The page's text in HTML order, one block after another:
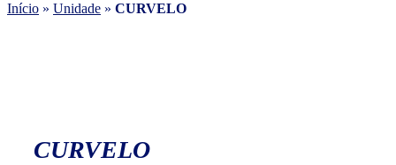
Início » Unidade » CURVELO
CURVELO